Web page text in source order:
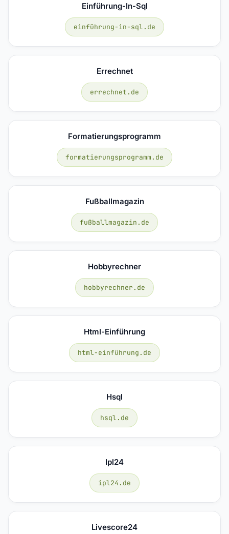
Einführung-In-Sql
einführung-in-sql.de
Errechnet
errechnet.de
Formatierungsprogramm
formatierungsprogramm.de
Fußballmagazin
fußballmagazin.de
Hobbyrechner
hobbyrechner.de
Html-Einführung
html-einführung.de
Hsql
hsql.de
Ipl24
ipl24.de
Livescore24